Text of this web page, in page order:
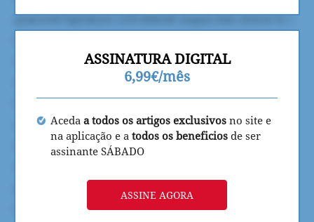
ASSINATURA DIGITAL
6,99€/mês
Aceda a todos os artigos exclusivos no site e
na aplicação e a todos os beneficios de ser
assinante SÁBADO
ASSINE AGORA